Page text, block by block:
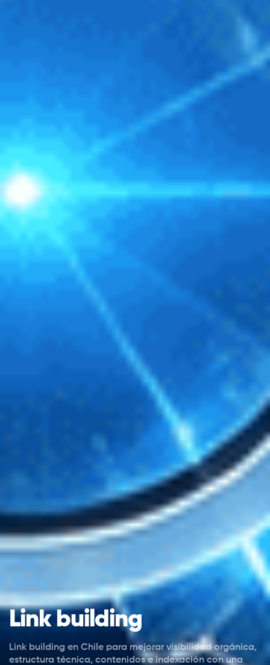
Link building
Link building en Chile para mejorar visibilidad orgánica,
estructura técnica, contenidos e indexación con una